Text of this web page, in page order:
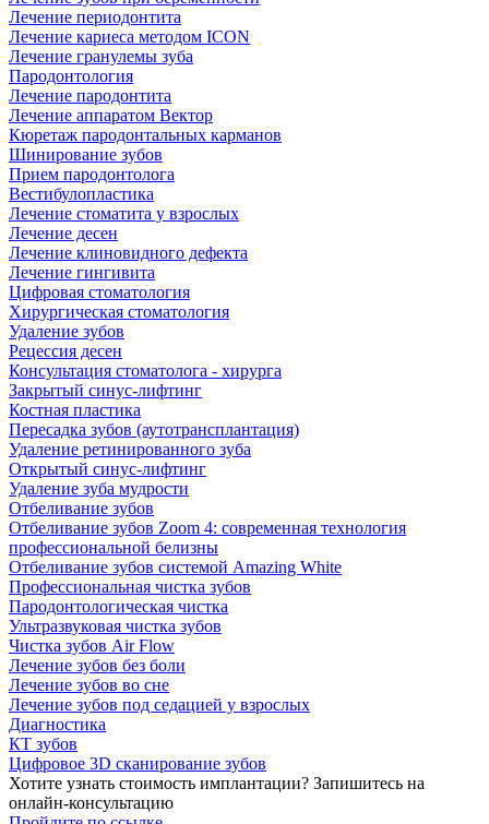
Лечение периодонтита
Лечение кариеса методом ICON
Лечение гранулемы зуба
Пародонтология
Лечение пародонтита
Лечение аппаратом Вектор
Кюретаж пародонтальных карманов
Шинирование зубов
Прием пародонтолога
Вестибулопластика
Лечение стоматита у взрослых
Лечение десен
Лечение клиновидного дефекта
Лечение гингивита
Цифровая стоматология
Хирургическая стоматология
Удаление зубов
Рецессия десен
Консультация стоматолога - хирурга
Закрытый синус-лифтинг
Костная пластика
Пересадка зубов (аутотрансплантация)
Удаление ретинированного зуба
Открытый синус-лифтинг
Удаление зуба мудрости
Отбеливание зубов
Отбеливание зубов Zoom 4: современная технология
профессиональной белизны
Отбеливание зубов системой Amazing White
Профессиональная чистка зубов
Пародонтологическая чистка
Ультразвуковая чистка зубов
Чистка зубов Air Flow
Лечение зубов без боли
Лечение зубов во сне
Лечение зубов под седацией у взрослых
Диагностика
КТ зубов
Цифровое 3D сканирование зубов
Хотите узнать стоимость имплантации? Запишитесь на
онлайн-консультацию